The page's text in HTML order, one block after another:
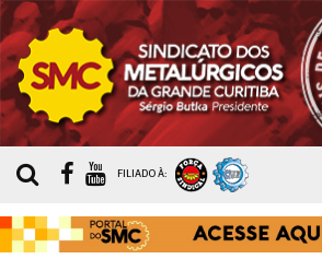
FILIADO À: